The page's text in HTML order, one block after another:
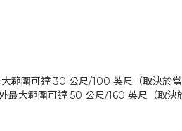
範圍可達 30 公尺/100 英尺（取決於當
大範圍可達 50 公尺/160 英尺（取決